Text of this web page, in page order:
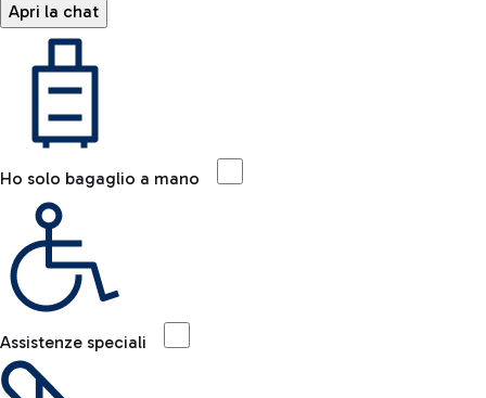
Apri la chat
Ho solo bagaglio a mano
Assistenze speciali